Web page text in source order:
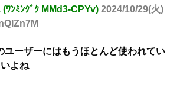
ﾜﾝﾐﾝｸﾞｸ MMd3-CPYv) 2024/10/29(火)
ユーザーにはもうほとんど使われてい
よね